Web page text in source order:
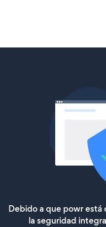
Debido a que powr está
la seguridad